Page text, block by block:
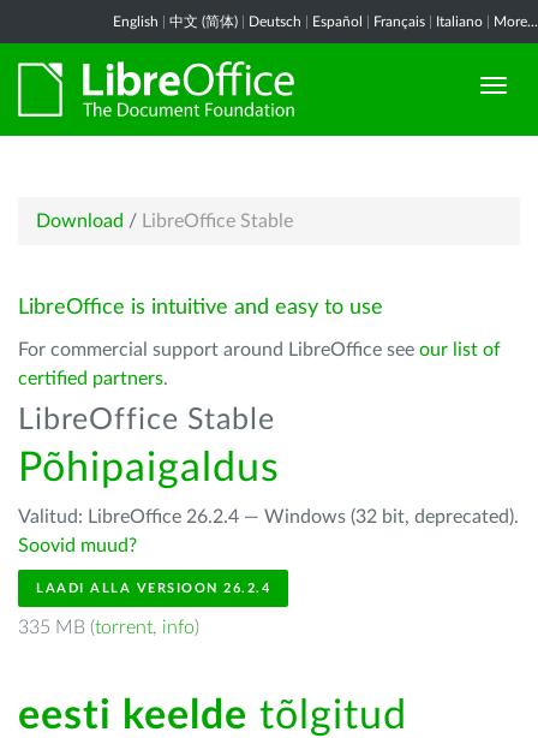
English 中文 (简体) Deutsch Español Français Italiano More...
Download / LibreOffice Stable
LibreOffice is intuitive and easy to use
For commercial support around LibreOffice see our list of
certified partners.
LibreOffice Stable
Põhipaigaldus
Valitud: LibreOffice 26.2.4 — Windows (32 bit, deprecated).
Soovid muud?
LAADI ALLA VERSIOON 26.2.4
335 MB (torrent, info)
eesti keelde tõlgitud